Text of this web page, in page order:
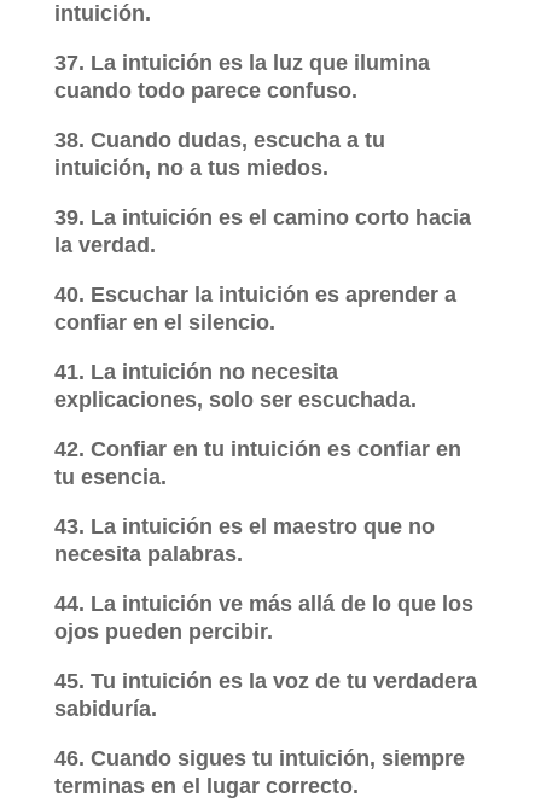
intuición.
37. La intuición es la luz que ilumina
cuando todo parece confuso.
38. Cuando dudas, escucha a tu
intuición, no a tus miedos.
39. La intuición es el camino corto hacia
la verdad.
40. Escuchar la intuición es aprender a
confiar en el silencio.
41. La intuición no necesita
explicaciones, solo ser escuchada.
42. Confiar en tu intuición es confiar en
tu esencia.
43. La intuición es el maestro que no
necesita palabras.
44. La intuición ve más allá de lo que los
ojos pueden percibir.
45. Tu intuición es la voz de tu verdadera
sabiduría.
46. Cuando sigues tu intuición, siempre
terminas en el lugar correcto.